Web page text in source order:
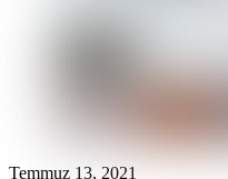
Temmuz 13, 2021